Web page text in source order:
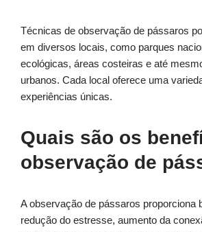
Técnicas de observação de pássaros
em diversos locais, como parques
ecológicas, áreas costeiras e até
urbanos. Cada local oferece uma
experiências únicas.
Quais são os
observação de
A observação de pássaros proporciona
redução do estresse, aumento da